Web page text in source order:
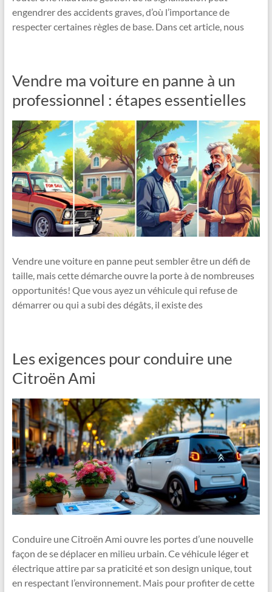
engendrer des accidents graves, d’où l’importance de
respecter certaines règles de base. Dans cet article, nous
Vendre ma voiture en panne à un
professionnel : étapes essentielles
Vendre une voiture en panne peut sembler être un défi de
taille, mais cette démarche ouvre la porte à de nombreuses
opportunités! Que vous ayez un véhicule qui refuse de
démarrer ou qui a subi des dégâts, il existe des
Les exigences pour conduire une
Citroën Ami
Conduire une Citroën Ami ouvre les portes d’une nouvelle
façon de se déplacer en milieu urbain. Ce véhicule léger et
électrique attire par sa praticité et son design unique, tout
en respectant l’environnement. Mais pour profiter de cette